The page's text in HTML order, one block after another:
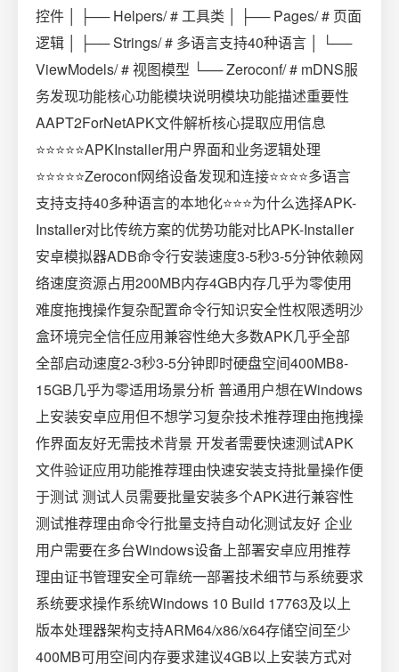
控件 │ ├── Helpers/ # 工具类 │ ├── Pages/ # 页面
逻辑 │ ├── Strings/ # 多语言支持40种语言 │ └──
ViewModels/ # 视图模型 └── Zeroconf/ # mDNS服
务发现功能核心功能模块说明模块功能描述重要性
AAPT2ForNetAPK文件解析核心提取应用信息
⭐⭐⭐⭐⭐APKInstaller用户界面和业务逻辑处理
⭐⭐⭐⭐⭐Zeroconf网络设备发现和连接⭐⭐⭐⭐多语言
支持支持40多种语言的本地化⭐⭐⭐为什么选择APK-
Installer对比传统方案的优势功能对比APK-Installer
安卓模拟器ADB命令行安装速度3-5秒3-5分钟依赖网
络速度资源占用200MB内存4GB内存几乎为零使用
难度拖拽操作复杂配置命令行知识安全性权限透明沙
盒环境完全信任应用兼容性绝大多数APK几乎全部
全部启动速度2-3秒3-5分钟即时硬盘空间400MB8-
15GB几乎为零适用场景分析‍ 普通用户想在Windows
上安装安卓应用但不想学习复杂技术推荐理由拖拽操
作界面友好无需技术背景‍ 开发者需要快速测试APK
文件验证应用功能推荐理由快速安装支持批量操作便
于测试‍ 测试人员需要批量安装多个APK进行兼容性
测试推荐理由命令行批量支持自动化测试友好 企业
用户需要在多台Windows设备上部署安卓应用推荐
理由证书管理安全可靠统一部署技术细节与系统要求
系统要求操作系统Windows 10 Build 17763及以上
版本处理器架构支持ARM64/x86/x64存储空间至少
400MB可用空间内存要求建议4GB以上安装方式对